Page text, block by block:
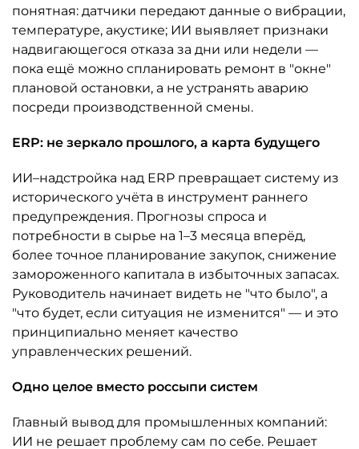
понятная: датчики передают данные о вибрации,
температуре, акустике; ИИ выявляет признаки
надвигающегося отказа за дни или недели —
пока ещё можно спланировать ремонт в "окне"
плановой остановки, а не устранять аварию
посреди производственной смены.
ERP: не зеркало прошлого, а карта будущего
ИИ–надстройка над ERP превращает систему из
исторического учёта в инструмент раннего
предупреждения. Прогнозы спроса и
потребности в сырье на 1–3 месяца вперёд,
более точное планирование закупок, снижение
замороженного капитала в избыточных запасах.
Руководитель начинает видеть не "что было", а
"что будет, если ситуация не изменится" — и это
принципиально меняет качество
управленческих решений.
Одно целое вместо россыпи систем
Главный вывод для промышленных компаний:
ИИ не решает проблему сам по себе. Решает